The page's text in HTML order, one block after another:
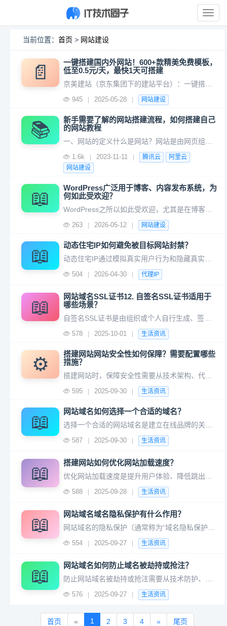
展
开
当前位置： 首页 > 网站建设
📄
一键搭建国内外网站！600+款精美免费模板，
低至0.5元/天，最快1天可搭建
945 2025-05-28 网站建设
📚
新手需要了解的网站搭建流程，如何搭建自己
的网站教程
1.6k 2023-11-11 腾讯云
阿里云
网站建设
📖
WordPress广泛用于博客、内容发布系统，为
何如此受欢迎？
263 2026-05-12 网站建设
📖 动态住宅IP如何避免被目标网站封禁？
504 2026-04-30 代理IP
📖
网站域名SSL证书12. 自签名SSL证书适用于
哪些场景？
578 2025-10-01 生活资讯
⚙️
搭建网站网站安全性如何保障？需要配置哪些
措施？
595 2025-09-30 生活资讯
📖 网站域名如何选择一个合适的域名？
587 2025-09-30 生活资讯
📖 搭建网站如何优化网站加载速度？
588 2025-09-28 生活资讯
📖 网站域名域名隐私保护有什么作用？
554 2025-09-27 生活资讯
📖 网站域名如何防止域名被劫持或抢注？
576 2025-09-27 生活资讯
首页 « 1 2 3 4 » 尾页